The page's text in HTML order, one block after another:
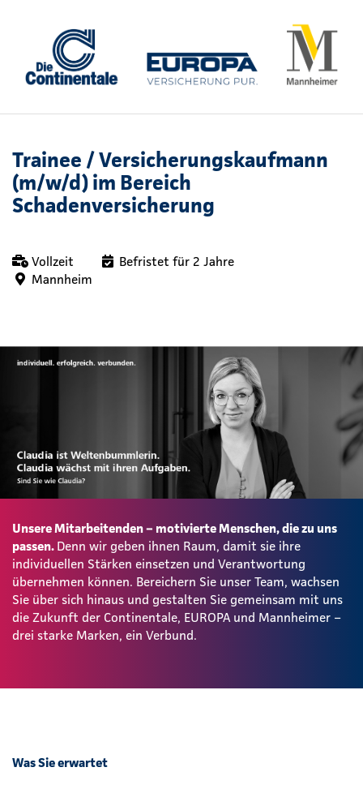
Trainee / Versicherungskaufmann
(m/w/d) im Bereich
Schadenversicherung
Vollzeit
Befristet für 2 Jahre
Mannheim
Unsere Mitarbeitenden – motivierte Menschen, die zu uns
passen. Denn wir geben ihnen Raum, damit sie ihre
individuellen Stärken einsetzen und Verantwortung
übernehmen können. Bereichern Sie unser Team, wachsen
Sie über sich hinaus und gestalten Sie gemeinsam mit uns
die Zukunft der Continentale, EUROPA und Mannheimer –
drei starke Marken, ein Verbund.
Was Sie erwartet